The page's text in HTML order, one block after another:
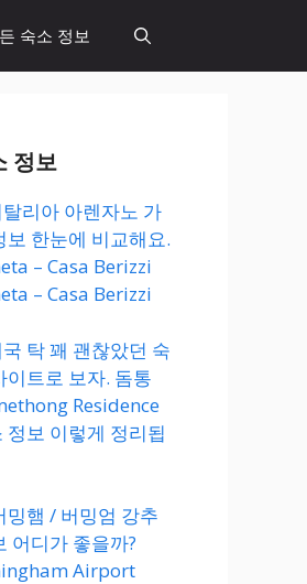
숙소 정보
정보
리아 아렌자노 가
보 한눈에 비교해요.
– Casa Berizzi
– Casa Berizzi
탁 꽤 괜찮았던 숙
이트로 보자. 돔통
Residence
정보 이렇게 정리됩
밍햄 / 버밍엄 강추
어디가 좋을까?
Airport